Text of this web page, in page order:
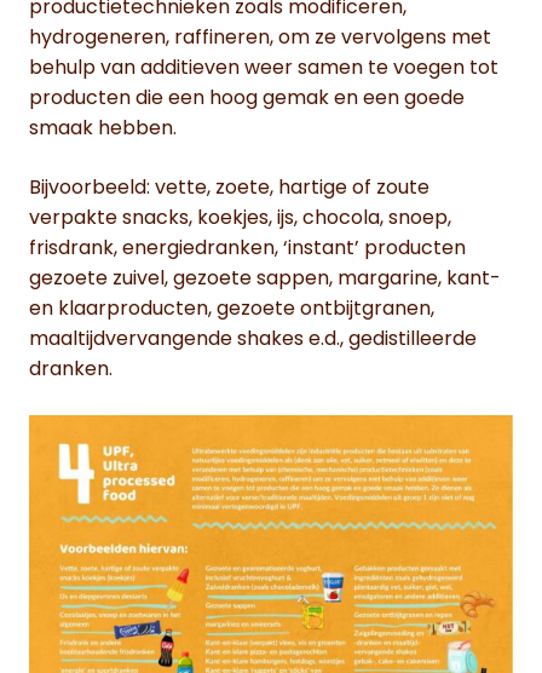
productietechnieken zoals modificeren,
hydrogeneren, raffineren, om ze vervolgens met
behulp van additieven weer samen te voegen tot
producten die een hoog gemak en een goede
smaak hebben.
Bijvoorbeeld: vette, zoete, hartige of zoute
verpakte snacks, koekjes, ijs, chocola, snoep,
frisdrank, energiedranken, ‘instant’ producten
gezoete zuivel, gezoete sappen, margarine, kant-
en klaarproducten, gezoete ontbijtgranen,
maaltijdvervangende shakes e.d., gedistilleerde
dranken.